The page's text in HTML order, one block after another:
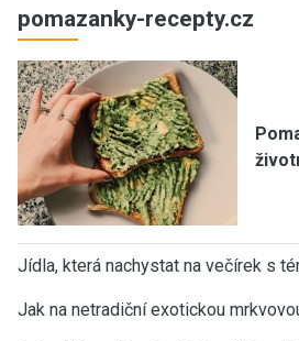
pomazanky-recepty.cz
Jídla, která nachystat na večírek s
Jak na netradiční exotickou